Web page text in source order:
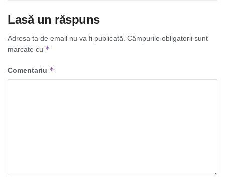
Lasă un răspuns
Adresa ta de email nu va fi publicată. Câmpurile obligatorii sunt
marcate cu *
Comentariu *